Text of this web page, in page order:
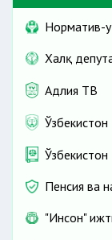
Норматив-
Халқ
Адлия ТВ
Ўзбекистон
Ўзбекистон
Пенсия ва
"Инсон"